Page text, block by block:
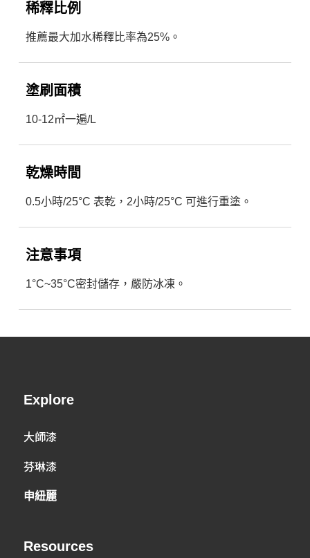
稀釋比例
推薦最大加水稀釋比率為25%。
塗刷面積
10-12㎡一遍/L
乾燥時間
0.5小時/25°C 表乾，2小時/25°C 可進行重塗。
注意事項
1°C~35°C密封儲存，嚴防冰凍。
Explore
大師漆
芬琳漆
申紐麗
Resources